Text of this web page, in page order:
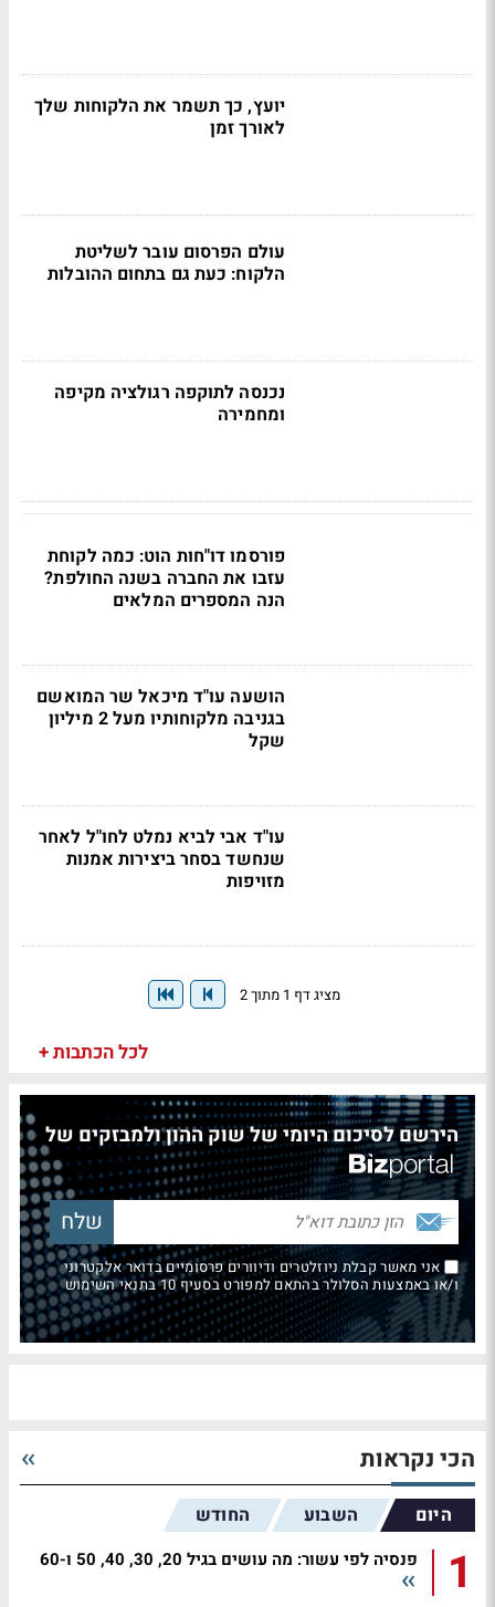
יועץ, כך תשמר את הלקוחות שלך
לאורך זמן
עולם הפרסום עובר לשליטת
הלקוח: כעת גם בתחום ההובלות
נכנסה לתוקפה רגולציה מקיפה
ומחמירה
פורסמו דו"חות הוט: כמה לקוחת
עזבו את החברה בשנה החולפת?
הנה המספרים המלאים
הושעה עו"ד מיכאל שר המואשם
בגניבה מלקוחותיו מעל 2 מיליון
שקל
עו"ד אבי לביא נמלט לחו"ל לאחר
שנחשד בסחר ביצירות אמנות
מזויפות
מציג דף 1 מתוך 2
לכל הכתבות +
הירשם לסיכום היומי של שוק ההון ולמבזקים של
אני מאשר קבלת ניוזלטרים ודיוורים פרסומיים בדואר אלקטרוני
ו/או באמצעות הסלולר בהתאם למפורט בסעיף 10 בתנאי השימוש
הכי נקראות
היום השבוע החודש
1 פנסיה לפי עשור: מה עושים בגיל 20, 30, 40, 50 ו-60